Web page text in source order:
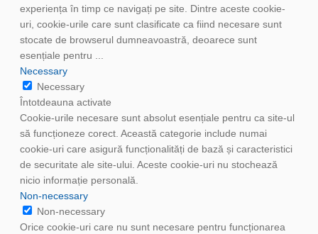
experiența în timp ce navigați pe site. Dintre aceste cookie-
uri, cookie-urile care sunt clasificate ca fiind necesare sunt
stocate de browserul dumneavoastră, deoarece sunt
esențiale pentru
Necessary
Necessary
Întotdeauna activate
Cookie-urile necesare sunt absolut esențiale pentru ca site-ul
să funcționeze corect. Această categorie include numai
cookie-uri care asigură funcționalități de bază și caracteristici
de securitate ale site-ului. Aceste cookie-uri nu stochează
nicio informație personală.
Non-necessary
Non-necessary
Orice cookie-uri care nu sunt necesare pentru funcționarea